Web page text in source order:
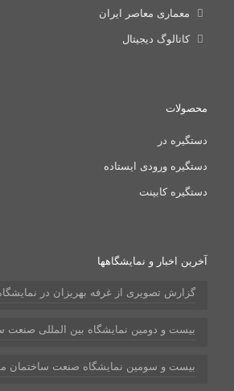
معماری معاصر ایران
کاتالوگ دیجیتال
محصولات
دستگیره در
دستگیره ورودی ایستاده
دستگیره کابینت
آخرین اخبار و نمایشگاهها
گزارش تصویری از غرفه بهریزان در
بیست و دومین نمایشگاه بین المللی صنعت
بیست و سومین نمایشگاه صنعت ساختمان